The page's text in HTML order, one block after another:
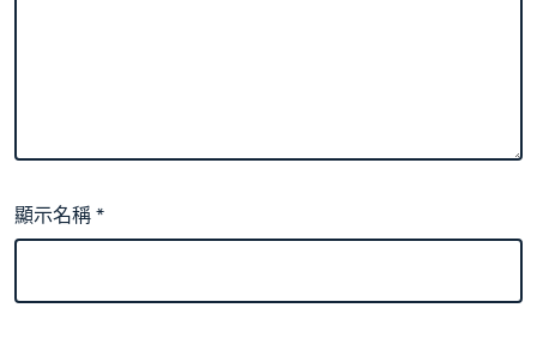
顯示名稱*